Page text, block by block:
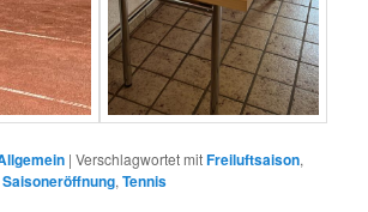
|Verschlagwortet mitFreiluftsaison,
Saisoneröffnung,Tennis